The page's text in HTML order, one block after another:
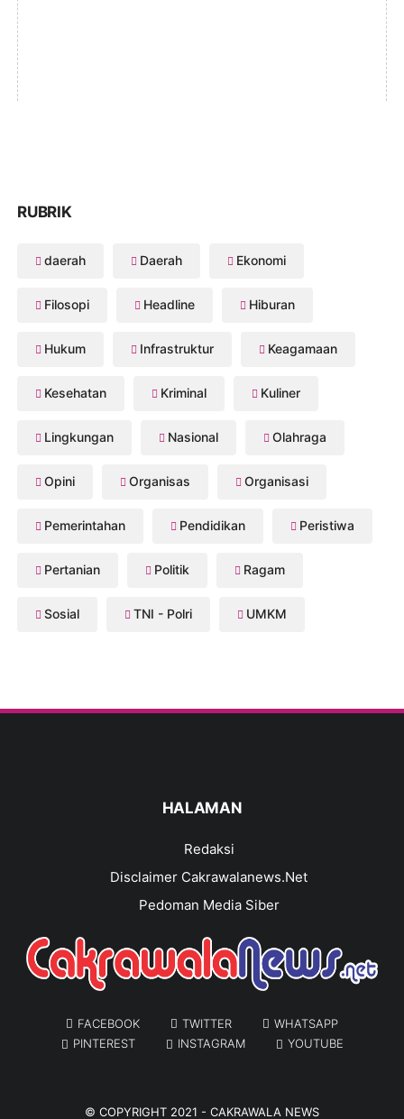
RUBRIK
daerah Daerah Ekonomi
Filosopi Headline Hiburan
Hukum Infrastruktur Keagamaan
Kesehatan Kriminal Kuliner
Lingkungan Nasional Olahraga
Opini Organisas Organisasi
Pemerintahan Pendidikan Peristiwa
Pertanian Politik Ragam
Sosial TNI - Polri UMKM
HALAMAN
Redaksi
Disclaimer Cakrawalanews.Net
Pedoman Media Siber
FACEBOOK TWITTER
WHATSAPP
PINTEREST
INSTAGRAM YOUTUBE
© COPYRIGHT 2021 - CAKRAWALA NEWS